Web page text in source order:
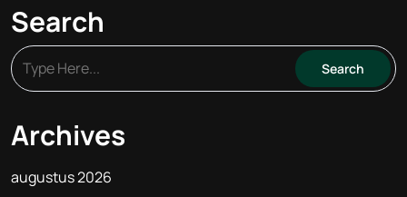
Search
Archives
augustus 2026